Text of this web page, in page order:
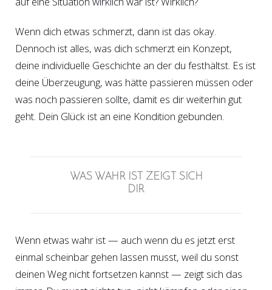
Wenn dich etwas schmerzt, dann ist das okay.
Dennoch ist alles, was dich schmerzt ein Konzept,
deine individuelle Geschichte an der du festhältst. Es ist
deine Überzeugung, was hätte passieren müssen oder
was noch passieren sollte, damit es dir weiterhin gut
geht. Dein Glück ist an eine Kondition gebunden.
WAS WAHR IST ZEIGT SICH
DIR
Wenn etwas wahr ist — auch wenn du es jetzt erst
einmal scheinbar gehen lassen musst, weil du sonst
deinen Weg nicht fortsetzen kannst — zeigt sich das